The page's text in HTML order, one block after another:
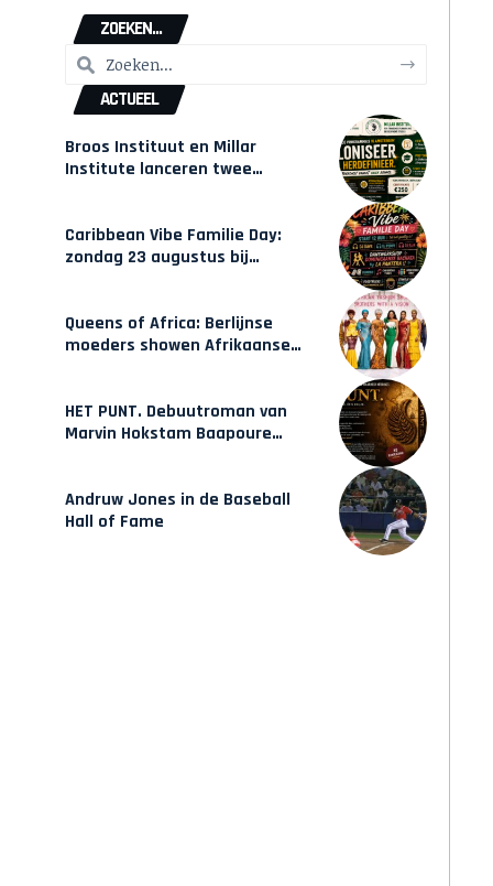
ZOEKEN...
ACTUEEL
Broos Instituut en Millar
Institute lanceren twee
Caribbean Vibe Familie Day:
zondag 23 augustus bij
Queens of Africa: Berlijnse
moeders showen Afrikaanse
HET PUNT. Debuutroman van
Marvin Hokstam Baapoure
Andruw Jones in de Baseball
Hall of Fame